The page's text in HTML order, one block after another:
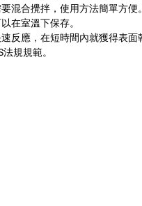
混合攪拌，使用方法簡單方便
在室溫下保存。
反應，在短時間內就獲得表面
規規範。